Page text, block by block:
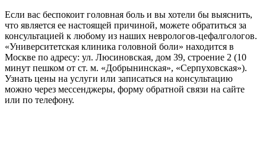
Если вас беспокоит головная боль и вы хотели бы выяснить,
что является ее настоящей причиной, можете обратиться за
консультацией к любому из наших неврологов-цефалгологов.
«Университетская клиника головной боли» находится в
Москве по адресу: ул. Люсиновская, дом 39, строение 2 (10
минут пешком от ст. м. «Добрынинская», «Серпуховская»).
Узнать цены на услуги или записаться на консультацию
можно через мессенджеры, форму обратной связи на сайте
или по телефону.